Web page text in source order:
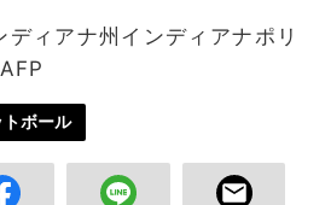
ィアナ州インディアナポリ
ボール